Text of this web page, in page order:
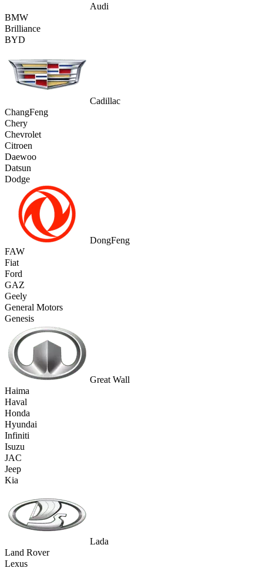
Audi
BMW
Brilliance
BYD
Cadillac
ChangFeng
Chery
Chevrolet
Citroen
Daewoo
Datsun
Dodge
DongFeng
FAW
Fiat
Ford
GAZ
Geely
General Motors
Genesis
Great Wall
Haima
Haval
Honda
Hyundai
Infiniti
Isuzu
JAC
Jeep
Kia
Lada
Land Rover
Lexus